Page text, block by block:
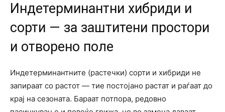
Индетерминантни хибриди и
сорти — за заштитени простори
и отворено поле
Индетерминантните (растечки) сорти и хибриди не
запираат со растот — тие постојано растат и раѓаат до
крај на сезоната. Бараат потпора, редовно